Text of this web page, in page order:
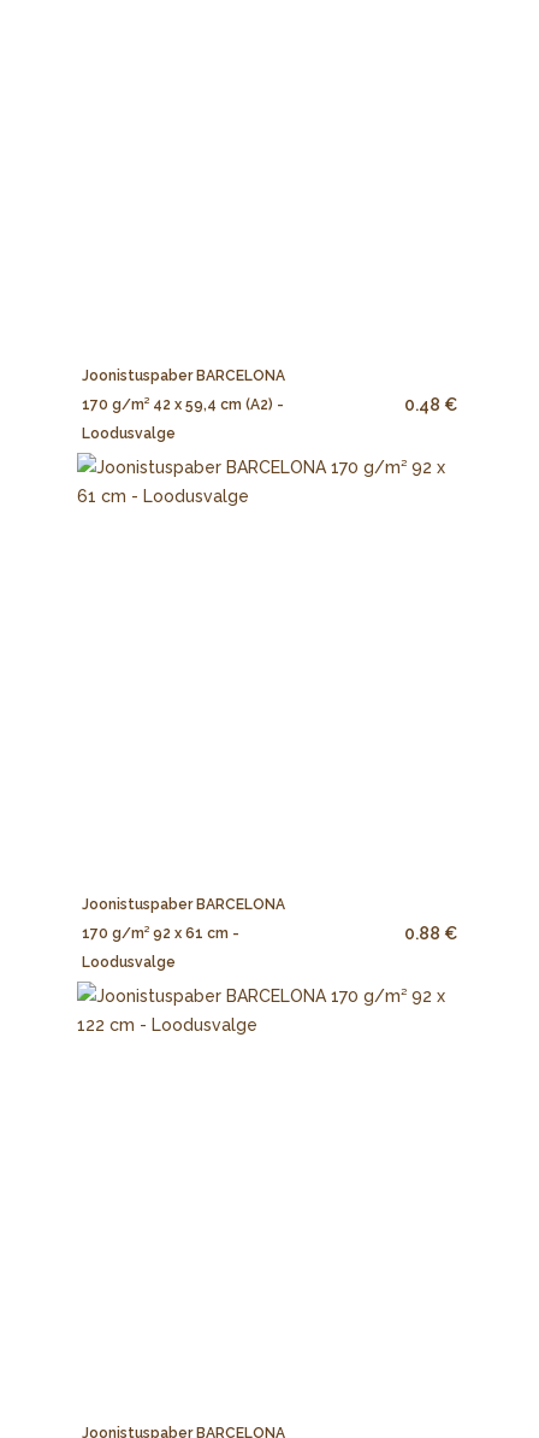
Joonistuspaber BARCELONA
170 g/m² 42 x 59,4 cm (A2) -
Loodusvalge
0.48 €
Joonistuspaber BARCELONA
170 g/m² 92 x 61 cm -
Loodusvalge
0.88 €
Joonistuspaber BARCELONA